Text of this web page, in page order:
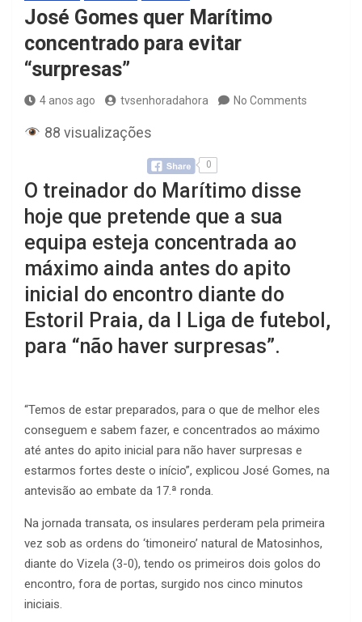
José Gomes quer Marítimo
concentrado para evitar
“surpresas”
4 anos ago tvsenhoradahora No Comments
88 visualizações
0
O treinador do Marítimo disse
hoje que pretende que a sua
equipa esteja concentrada ao
máximo ainda antes do apito
inicial do encontro diante do
Estoril Praia, da I Liga de futebol,
para “não haver surpresas”.
“Temos de estar preparados, para o que de melhor eles
conseguem e sabem fazer, e concentrados ao máximo
até antes do apito inicial para não haver surpresas e
estarmos fortes deste o início”, explicou José Gomes, na
antevisão ao embate da 17.ª ronda.
Na jornada transata, os insulares perderam pela primeira
vez sob as ordens do ‘timoneiro’ natural de Matosinhos,
diante do Vizela (3-0), tendo os primeiros dois golos do
encontro, fora de portas, surgido nos cinco minutos
iniciais.